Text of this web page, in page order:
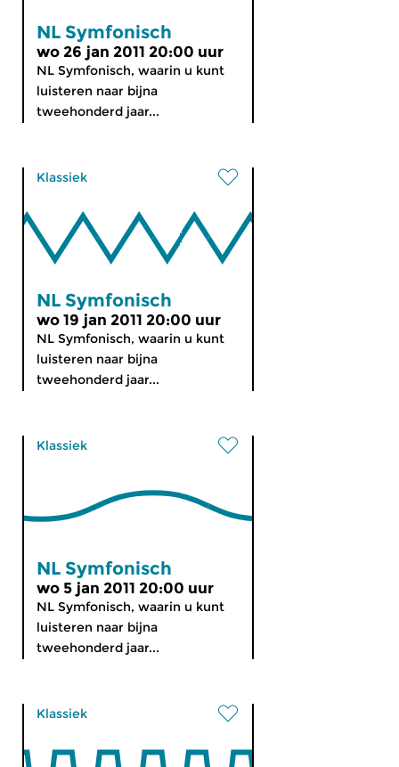
NL Symfonisch
wo 26 jan 2011 20:00 uur
NL Symfonisch, waarin u kunt
luisteren naar bijna
tweehonderd jaar...
Klassiek
NL Symfonisch
wo 19 jan 2011 20:00 uur
NL Symfonisch, waarin u kunt
luisteren naar bijna
tweehonderd jaar...
Klassiek
NL Symfonisch
wo 5 jan 2011 20:00 uur
NL Symfonisch, waarin u kunt
luisteren naar bijna
tweehonderd jaar...
Klassiek